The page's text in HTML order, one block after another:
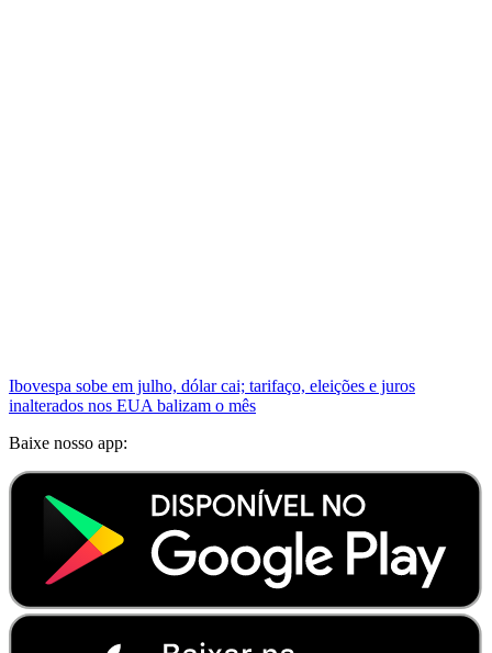
Ibovespa sobe em julho, dólar cai; tarifaço, eleições e juros
inalterados nos EUA balizam o mês
Baixe nosso app: